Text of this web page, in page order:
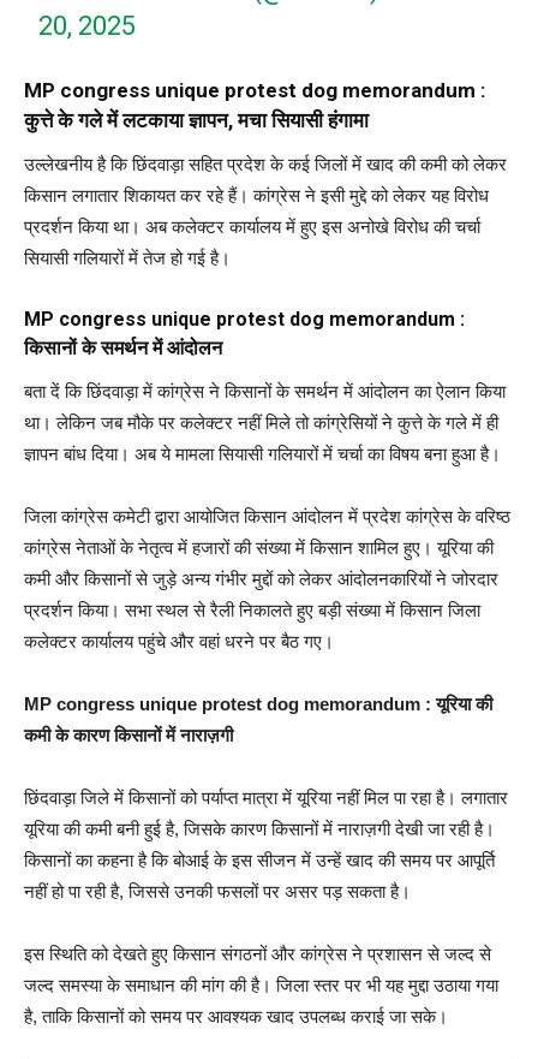
20, 2025
MP congress unique protest dog memorandum :
कुत्ते के गले में लटकाया ज्ञापन, मचा सियासी हंगामा
उल्लेखनीय है कि छिंदवाड़ा सहित प्रदेश के कई जिलों में खाद की कमी को लेकर
किसान लगातार शिकायत कर रहे हैं। कांग्रेस ने इसी मुद्दे को लेकर यह विरोध
प्रदर्शन किया था। अब कलेक्टर कार्यालय में हुए इस अनोखे विरोध की चर्चा
सियासी गलियारों में तेज हो गई है।
MP congress unique protest dog memorandum :
किसानों के समर्थन में आंदोलन
बता दें कि छिंदवाड़ा में कांग्रेस ने किसानों के समर्थन में आंदोलन का ऐलान किया
था। लेकिन जब मौके पर कलेक्टर नहीं मिले तो कांग्रेसियों ने कुत्ते के गले में ही
ज्ञापन बांध दिया। अब ये मामला सियासी गलियारों में चर्चा का विषय बना हुआ है।
जिला कांग्रेस कमेटी द्वारा आयोजित किसान आंदोलन में प्रदेश कांग्रेस के वरिष्ठ
कांग्रेस नेताओं के नेतृत्व में हजारों की संख्या में किसान शामिल हुए। यूरिया की
कमी और किसानों से जुड़े अन्य गंभीर मुद्दों को लेकर आंदोलनकारियों ने जोरदार
प्रदर्शन किया। सभा स्थल से रैली निकालते हुए बड़ी संख्या में किसान जिला
कलेक्टर कार्यालय पहुंचे और वहां धरने पर बैठ गए।
MP congress unique protest dog memorandum :यूरिया की
कमी के कारण किसानों में नाराज़गी
छिंदवाड़ा जिले में किसानों को पर्याप्त मात्रा में यूरिया नहीं मिल पा रहा है। लगातार
यूरिया की कमी बनी हुई है, जिसके कारण किसानों में नाराज़गी देखी जा रही है।
किसानों का कहना है कि बोआई के इस सीजन में उन्हें खाद की समय पर आपूर्ति
नहीं हो पा रही है, जिससे उनकी फसलों पर असर पड़ सकता है।
इस स्थिति को देखते हुए किसान संगठनों और कांग्रेस ने प्रशासन से जल्द से
जल्द समस्या के समाधान की मांग की है। जिला स्तर पर भी यह मुद्दा उठाया गया
है, ताकि किसानों को समय पर आवश्यक खाद उपलब्ध कराई जा सके।